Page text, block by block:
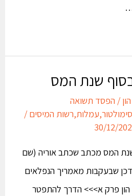
שנת המס
/הפסד תשואה
,עמלות,רשות המיסים/
המס מכתב שכתב אוריה (שם
שבעקבות מאמריך הנפלאים
פרק א>>> הדרך להתפטר